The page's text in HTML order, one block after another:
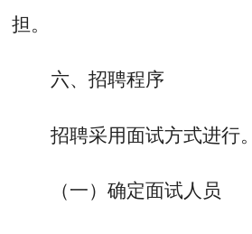
担。
六、招聘程序
招聘采用面试方式进行。
（一）确定面试人员